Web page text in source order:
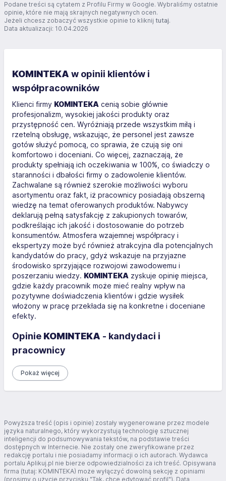
Podane treści są cytatem z Profilu Firmy w Google. Wybraliśmy ostatnie
opinie, które nie mają skrajnych negatywnych ocen.
Jeżeli chcesz zobaczyć wszystkie opinie to kliknij tutaj.
Data aktualizacji: 10.04.2026
KOMINTEKA w opinii klientów i
współpracowników
Klienci firmy KOMINTEKA cenią sobie głównie
profesjonalizm, wysokiej jakości produkty oraz
przystępność cen. Wyróżniają przede wszystkim miłą i
rzetelną obsługę, wskazując, że personel jest zawsze
gotów służyć pomocą, co sprawia, że czują się oni
komfortowo i doceniani. Co więcej, zaznaczają, że
produkty spełniają ich oczekiwania w 100%, co świadczy o
staranności i dbałości firmy o zadowolenie klientów.
Zachwalane są również szerokie możliwości wyboru
asortymentu oraz fakt, iż pracownicy posiadają obszerną
wiedzę na temat oferowanych produktów. Nabywcy
deklarują pełną satysfakcję z zakupionych towarów,
podkreślając ich jakość i dostosowanie do potrzeb
konsumentów. Atmosfera wzajemnej współpracy i
ekspertyzy może być również atrakcyjna dla potencjalnych
kandydatów do pracy, gdyż wskazuje na przyjazne
środowisko sprzyjające rozwojowi zawodowemu i
poszerzaniu wiedzy. KOMINTEKA zyskuje opinię miejsca,
gdzie każdy pracownik może mieć realny wpływ na
pozytywne doświadczenia klientów i gdzie wysiłek
włożony w pracę przekłada się na konkretne i doceniane
efekty.
Opinie KOMINTEKA - kandydaci i
pracownicy
Pokaż więcej
Powyższa treść (opis i opinie) zostały wygenerowane przez modele
języka naturalnego, który wykorzystują technologię sztucznej
inteligencji do podsumowywania tekstów, na podstawie treści
dostępnych w Internecie. Nie zostały one zweryfikowane przez
redakcję portalu i nie posiadamy informacji o ich autorach. Wydawca
portalu Aplikuj.pl nie bierze odpowiedzialności za ich treść. Opisywana
firma (tutaj: KOMINTEKA) może wyłączyć dowolną sekcję z opiniami
(prosimy o użycie przycisku "Tak, chcę edytować profil"). Data